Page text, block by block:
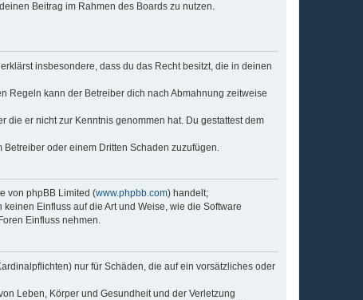
Beitrag im Rahmen des Boards zu nutzen.
insbesondere, dass du das Recht besitzt, die in deinen
Regeln kann der Betreiber dich nach Abmahnung zeitweise
die er nicht zur Kenntnis genommen hat. Du gestattest dem
oder einem Dritten Schaden zuzufügen.
von phpBB Limited (www.phpbb.com) handelt;
Einfluss auf die Art und Weise, wie die Software
Einfluss nehmen.
nur für Schäden, die auf ein vorsätzliches oder
Leben, Körper und Gesundheit und der Verletzung